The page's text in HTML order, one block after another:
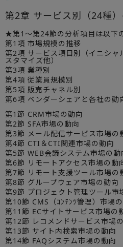
第2章 サービス別（24種
★第1～第24節の分析項目は以下
第1項 市場規模の推移
第2項 サービス項目別（イニシャ
スタマイズ他）
第3項 業種別
第4項 従業員規模別
第5項 販売チャネル別
第6項 ベンダーシェアと各社の動
第1節 CRM市場の動向
第2節 SFA市場の動向
第3節 メール配信サービス市場の
第4節 CTI＆CTI関連市場の動向
第5節 WEB会議システム市場の動
第6節 リモートアクセス市場の動
第7節 リモート支援ツール市場の
第8節 グループウェア市場の動向
第9節 プロジェクト管理ツール市
第10節 CMS（ｺﾝﾃﾝﾂ管理）市場
第11節 ECサイトサービス市場の
第12節 レコメンドサービス市場
第13節 サイト内検索市場の動向
第14節 FAQシステム市場の動向